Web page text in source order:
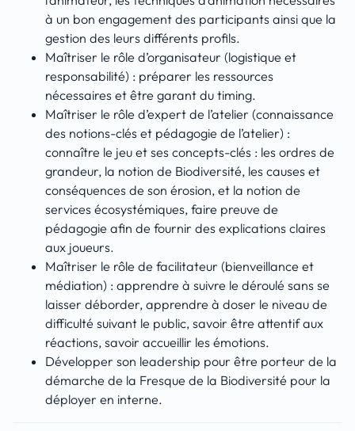
à un bon engagement des participants ainsi que la
gestion des leurs différents profils.
Maîtriser le rôle d’organisateur (logistique et
responsabilité) : préparer les ressources
nécessaires et être garant du timing.
Maîtriser le rôle d’expert de l’atelier (connaissance
des notions-clés et pédagogie de l’atelier) :
connaître le jeu et ses concepts-clés : les ordres de
grandeur, la notion de Biodiversité, les causes et
conséquences de son érosion, et la notion de
services écosystémiques, faire preuve de
pédagogie afin de fournir des explications claires
aux joueurs.
Maîtriser le rôle de facilitateur (bienveillance et
médiation) : apprendre à suivre le déroulé sans se
laisser déborder, apprendre à doser le niveau de
difficulté suivant le public, savoir être attentif aux
réactions, savoir accueillir les émotions.
Développer son leadership pour être porteur de la
démarche de la Fresque de la Biodiversité pour la
déployer en interne.